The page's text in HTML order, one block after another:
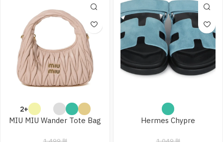
Hermes Chypre
+2
MIU MIU Wander Tote Bag